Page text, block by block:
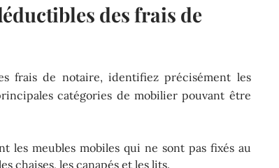
des frais de
frais de notaire, identifiez précisément les
catégories de mobilier pouvant être
les meubles mobiles qui ne sont pas fixés au
chaises, les canapés et les lits.